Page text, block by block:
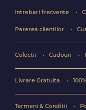
Intrebari frecvente
Parerea clientilor
Colectii Cadouri
Livrare Gratuita
Termeni & Conditii